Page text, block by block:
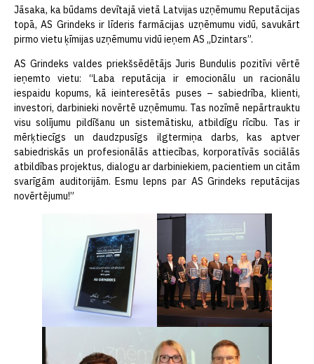
Jāsaka, ka būdams devītajā vietā Latvijas uzņēmumu Reputācijas
topā, AS Grindeks ir līderis farmācijas uzņēmumu vidū, savukārt
pirmo vietu ķīmijas uzņēmumu vidū ieņem AS „Dzintars”.
AS Grindeks valdes priekšsēdētājs Juris Bundulis pozitīvi vērtē
ieņemto vietu: “Laba reputācija ir emocionālu un racionālu
iespaidu kopums, kā ieinteresētās puses – sabiedrība, klienti,
investori, darbinieki novērtē uzņēmumu. Tas nozīmē nepārtrauktu
visu solījumu pildīšanu un sistemātisku, atbildīgu rīcību. Tas ir
mērķtiecīgs un daudzpusīgs ilgtermiņa darbs, kas aptver
sabiedriskās un profesionālās attiecības, korporatīvās sociālās
atbildības projektus, dialogu ar darbiniekiem, pacientiem un citām
svarīgām auditorijām. Esmu lepns par AS Grindeks reputācijas
novērtējumu!”